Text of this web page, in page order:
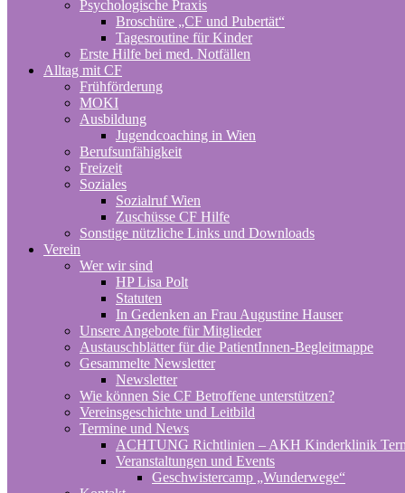
Psychologische Praxis
Broschüre „CF und Pubertät“
Tagesroutine für Kinder
Erste Hilfe bei med. Notfällen
Alltag mit CF
Frühförderung
MOKI
Ausbildung
Jugendcoaching in Wien
Berufsunfähigkeit
Freizeit
Soziales
Sozialruf Wien
Zuschüsse CF Hilfe
Sonstige nützliche Links und Downloads
Verein
Wer wir sind
HP Lisa Polt
Statuten
In Gedenken an Frau Augustine Hauser
Unsere Angebote für Mitglieder
Austauschblätter für die PatientInnen-Begleitmappe
Gesammelte Newsletter
Newsletter
Wie können Sie CF Betroffene unterstützen?
Vereinsgeschichte und Leitbild
Termine und News
ACHTUNG Richtlinien – AKH Kinderklinik
Veranstaltungen und Events
Geschwistercamp „Wunderwege“